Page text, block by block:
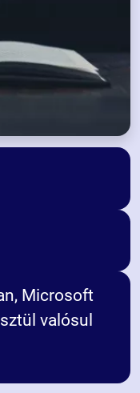
Microsoft
valósul